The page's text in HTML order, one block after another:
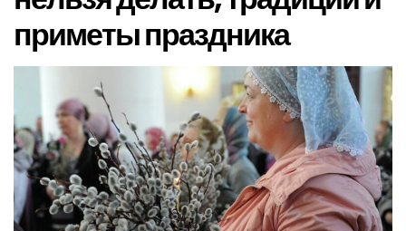
приметы праздника